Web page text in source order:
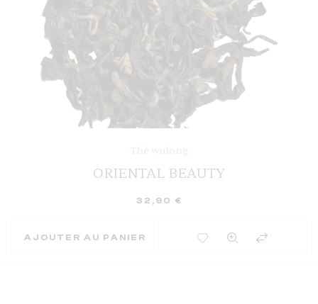
ORIENTAL BEAUTY
32,90 €
AJOUTER AU PANIER